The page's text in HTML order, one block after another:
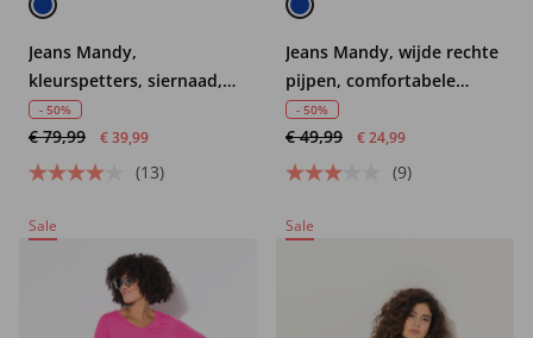
Jeans Mandy,
kleurspetters, siernaad,
wijde pijpen
- 50%
€ 79,99 € 39,99
(13)
Jeans Mandy, wijde rechte
pijpen, comfortabele
tailleband
- 50%
€ 49,99 € 24,99
(9)
Sale Sale